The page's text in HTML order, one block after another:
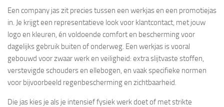
Een company jas zit precies tussen een werkjas en een promotiejas
in. Je krijgt een representatieve look voor klantcontact, met jouw
logo en kleuren, én voldoende comfort en bescherming voor
dagelijks gebruik buiten of onderweg. Een werkjas is vooral
gebouwd voor zwaar werk en veiligheid: extra slijtvaste stoffen,
verstevigde schouders en ellebogen, en vaak specifieke normen
voor bijvoorbeeld regenbescherming en zichtbaarheid.
Die jas kies je als je intensief fysiek werk doet of met strikte